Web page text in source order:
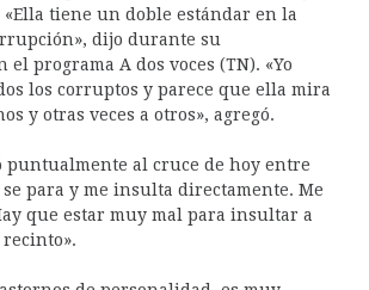
«Ella tiene un doble estándar en la
dijo durante su
programa A dos voces (TN). «Yo
los corruptos y parece que ella mira
y otras veces a otros», agregó.
puntualmente al cruce de hoy entre
se para y me insulta directamente. Me
que estar muy mal para insultar a